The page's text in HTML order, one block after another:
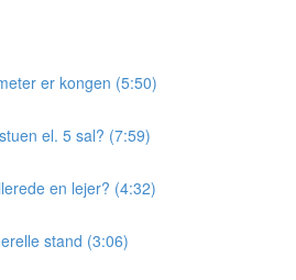
er kongen (5:50)
el. 5 sal? (7:59)
en lejer? (4:32)
stand (3:06)